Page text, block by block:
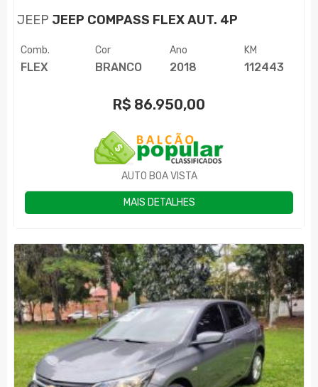
JEEP JEEP COMPASS FLEX AUT. 4P
Comb.
FLEX
Cor
BRANCO
Ano
2018
KM
112443
R$ 86.950,00
AUTO BOA VISTA
MAIS DETALHES